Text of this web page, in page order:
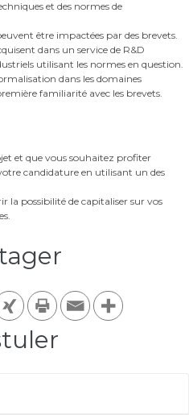
et des normes de
être impactées par des brevets.
dans un service de R&D
utilisant les normes en question.
dans les domaines
familiarité avec les brevets.
et que vous souhaitez profiter
candidature en utilisant un des
la possibilité de capitaliser sur vos